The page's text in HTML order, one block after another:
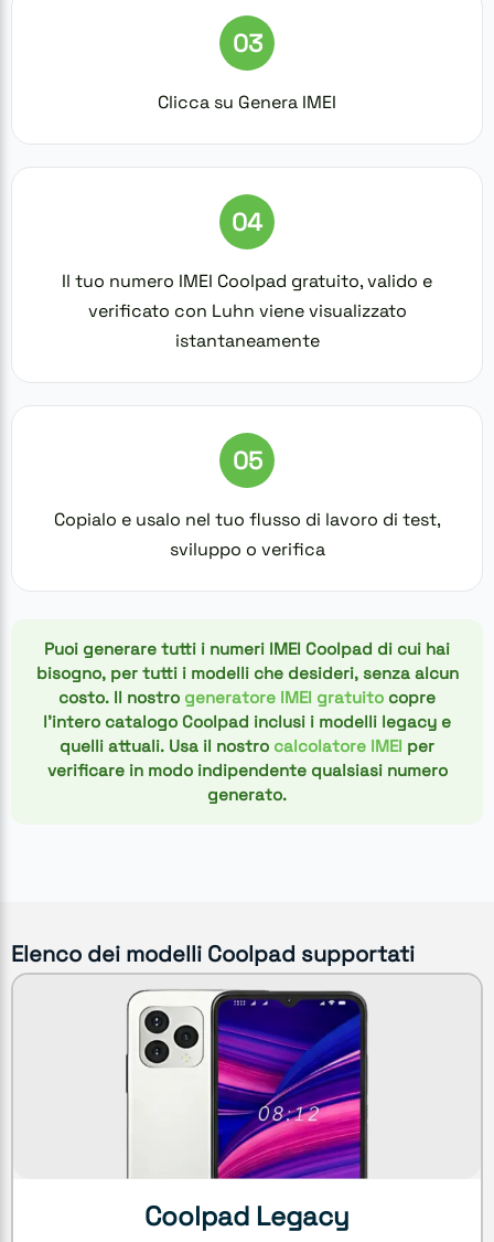
03
Clicca su Genera IMEI
04
Il tuo numero IMEI Coolpad gratuito, valido e
verificato con Luhn viene visualizzato
istantaneamente
05
Copialo e usalo nel tuo flusso di lavoro di test,
sviluppo o verifica
Puoi generare tutti i numeri IMEI Coolpad di cui hai
bisogno, per tutti i modelli che desideri, senza alcun
costo. Il nostro generatore IMEI gratuito copre
l'intero catalogo Coolpad inclusi i modelli legacy e
quelli attuali. Usa il nostro calcolatore IMEI per
verificare in modo indipendente qualsiasi numero
generato.
Elenco dei modelli Coolpad supportati
Coolpad Legacy